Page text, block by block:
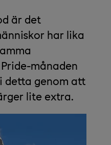
är det
har lika
månaden
detta genom att
lite extra.